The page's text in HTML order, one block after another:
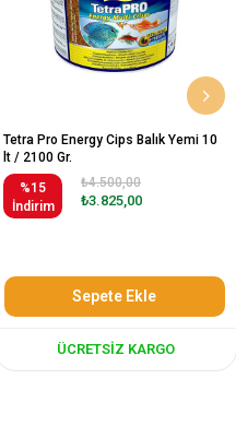
Tetra Pro Energy Cips Balık Yemi 10
lt / 2100 Gr.
%15
İndirim
₺3.825,00
₺4.500,00
Sepete Ekle
ÜCRETSIZ KARGO